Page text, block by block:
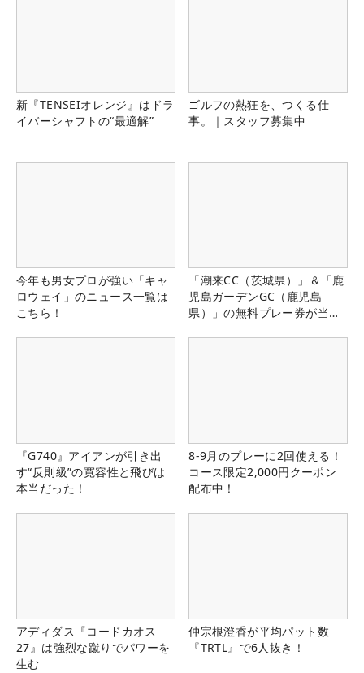
新『TENSEIオレンジ』はドラ
イバーシャフトの“最適解”
ゴルフの熱狂を、つくる仕
事。｜スタッフ募集中
今年も男女プロが強い「キャ
ロウェイ」のニュース一覧は
こちら！
「潮来CC（茨城県）」＆「鹿
児島ガーデンGC（鹿児島
県）」の無料プレー券が当た
『G740』アイアンが引き出
す“反則級”の寛容性と飛びは
本当だった！
8-9月のプレーに2回使える！
コース限定2,000円クーポン
配布中！
アディダス『コードカオス
27』は強烈な蹴りでパワーを
生む
仲宗根澄香が平均パット数
『TRTL』で6人抜き！